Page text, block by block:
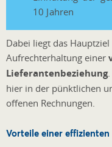
10 Jahren
Dabei liegt das
Aufrechterhaltung einer
Lieferantenbeziehung
hier in der pünktlichen
offenen Rechnungen.
Vorteile einer